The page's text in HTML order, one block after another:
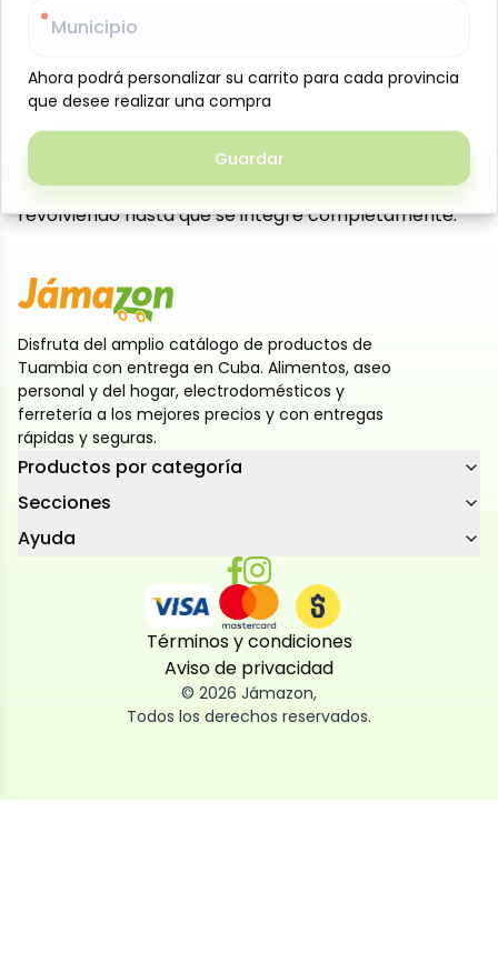
sacrificar sabor. Presentación de 70g, lista para
Modo de empleo:
Vertir 2 vasos de agua (400 ml) en un recipiente y
poner a hervir a fuego lento. Agregar el contenido
del paquete y cocinar por 3 minutos. Apagar el
fuego y añadir el condimento o saborizante,
revolviendo hasta que se integre completamente.
Disfruta del amplio catálogo de productos de
Tuambia con entrega en Cuba. Alimentos, aseo
personal y del hogar, electrodomésticos y
ferretería a los mejores precios y con entregas
rápidas y seguras.
Productos por categoría
Secciones
Ayuda
Términos y condiciones
Aviso de privacidad
© 2026 Jámazon,
Todos los derechos reservados.
Municipio
Ahora podrá personalizar su carrito para cada provincia
que desee realizar una compra
Guardar
Municipio
Ahora podrá personalizar su carrito para cada provincia
que desee realizar una compra
Guardar